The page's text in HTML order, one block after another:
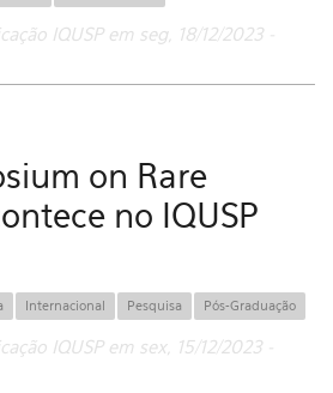
IQUSP em seg, 18/12/2023 -
on Rare
no IQUSP
Internacional Pesquisa Pós-Graduação
IQUSP em sex, 15/12/2023 -